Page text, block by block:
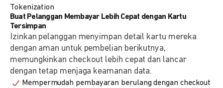
Tokenization
Buat Pelanggan Membayar Lebih Cepat dengan Kartu
Tersimpan
Izinkan pelanggan menyimpan detail kartu mereka
dengan aman untuk pembelian berikutnya,
memungkinkan checkout lebih cepat dan lancar
dengan tetap menjaga keamanan data.
Mempermudah pembayaran berulang dengan checkout